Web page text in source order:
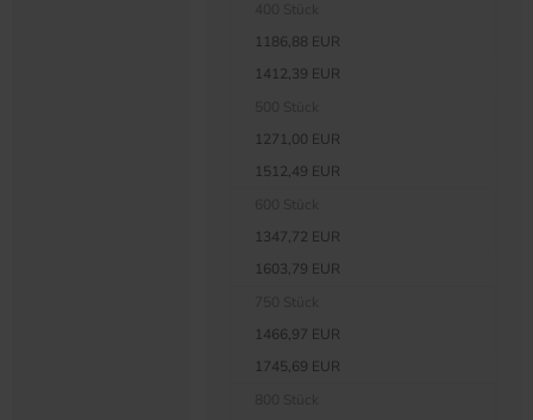
1186,88 EUR
1412,39 EUR
1271,00 EUR
1512,49 EUR
1347,72 EUR
1603,79 EUR
1466,97 EUR
1745,69 EUR